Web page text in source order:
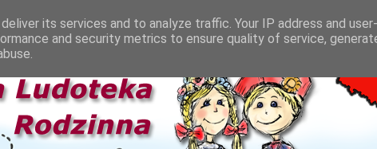
its services and to analyze traffic. Your IP address and
and security metrics to ensure quality of service,